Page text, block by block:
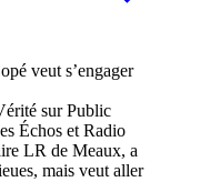
sur Public
Échos et Radio
LR de Meaux, a
mais veut aller